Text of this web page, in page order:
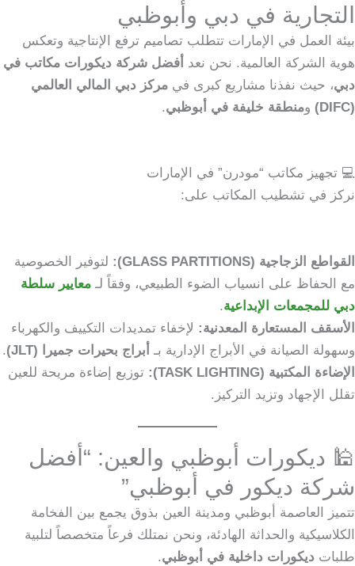
التجارية في دبي وأبوظبي
بيئة العمل في الإمارات تتطلب تصاميم ترفع الإنتاجية وتعكس
هوية الشركة العالمية. نحن نعد أفضل شركة ديكورات مكاتب في
دبي، حيث نفذنا مشاريع كبرى في مركز دبي المالي العالمي
(DIFC)
ومنطقة خليفة في أبوظبي.
💻 تجهيز مكاتب “مودرن” في الإمارات
نركز في تشطيب المكاتب على:
القواطع الزجاجية (GLASS PARTITIONS):
لتوفير الخصوصية
مع الحفاظ على انسياب الضوء الطبيعي، وفقاً لـ معايير سلطة
دبي للمجمعات الإبداعية.
الأسقف المستعارة المعدنية: لإخفاء تمديدات التكييف والكهرباء
وسهولة الصيانة في الأبراج الإدارية بـ أبراج بحيرات جميرا (JLT)
.
الإضاءة المكتبية (TASK LIGHTING):
توزيع إضاءة مريحة للعين
تقلل الإجهاد وتزيد التركيز.
🕌 ديكورات أبوظبي والعين: “أفضل
شركة ديكور في أبوظبي”
تتميز العاصمة أبوظبي ومدينة العين بذوق يجمع بين الفخامة
الكلاسيكية والحداثة الهادئة، ونحن نمتلك فرعاً متخصصاً لتلبية
طلبات ديكورات داخلية في أبوظبي.